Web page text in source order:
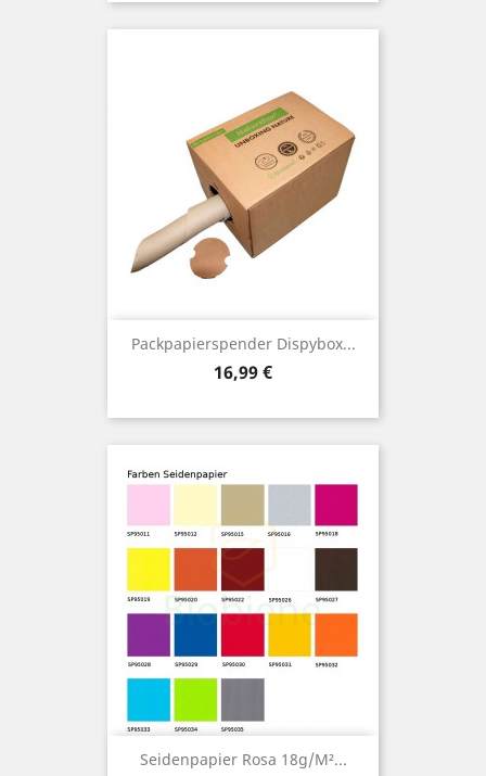
Packpapierspender Dispybox...
Preis
16,99 €
Seidenpapier Rosa 18g/m²...